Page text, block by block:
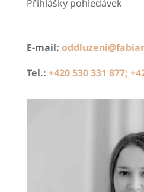
Přihlášky pohledávek
E-mail:
Tel.: +420 530 331 877;